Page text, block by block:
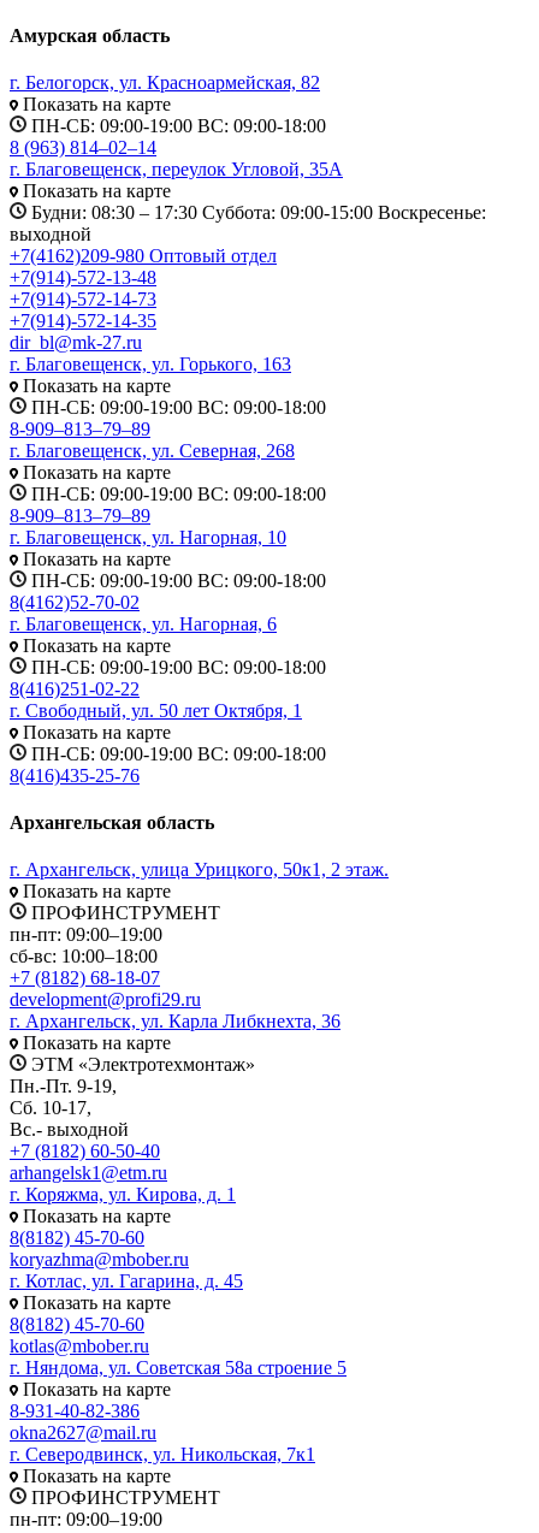
Амурская область
г. Белогорск, ул. Красноармейская, 82
Показать на карте
ПН-СБ: 09:00-19:00 ВС: 09:00-18:00
8 (963) 814‒02‒14
г. Благовещенск, переулок Угловой, 35А
Показать на карте
Будни: 08:30 – 17:30 Суббота: 09:00-15:00 Воскресенье:
выходной
+7(4162)209-980 Оптовый отдел
+7(914)-572-13-48
+7(914)-572-14-73
+7(914)-572-14-35
dir_bl@mk-27.ru
г. Благовещенск, ул. Горького, 163
Показать на карте
ПН-СБ: 09:00-19:00 ВС: 09:00-18:00
8-909‒813‒79‒89
г. Благовещенск, ул. Северная, 268
Показать на карте
ПН-СБ: 09:00-19:00 ВС: 09:00-18:00
8-909‒813‒79‒89
г. Благовещенск, ул. Нагорная, 10
Показать на карте
ПН-СБ: 09:00-19:00 ВС: 09:00-18:00
8(4162)52-70-02
г. Благовещенск, ул. Нагорная, 6
Показать на карте
ПН-СБ: 09:00-19:00 ВС: 09:00-18:00
8(416)251-02-22
г. Свободный, ул. 50 лет Октября, 1
Показать на карте
ПН-СБ: 09:00-19:00 ВС: 09:00-18:00
8(416)435-25-76
Архангельская область
г. Архангельск, улица Урицкого, 50к1, 2 этаж.
Показать на карте
ПРОФИНСТРУМЕНТ
пн-пт: 09:00–19:00
сб-вс: 10:00–18:00
+7 (8182) 68-18-07
development@profi29.ru
г. Архангельск, ул. Карла Либкнехта, 36
Показать на карте
ЭТМ «Электротехмонтаж»
Пн.-Пт. 9-19,
Сб. 10-17,
Вс.- выходной
+7 (8182) 60-50-40
arhangelsk1@etm.ru
г. Коряжма, ул. Кирова, д. 1
Показать на карте
8(8182) 45-70-60
koryazhma@mbober.ru
г. Котлас, ул. Гагарина, д. 45
Показать на карте
8(8182) 45-70-60
kotlas@mbober.ru
г. Няндома, ул. Советская 58а строение 5
Показать на карте
8-931-40-82-386
okna2627@mail.ru
г. Северодвинск, ул. Никольская, 7к1
Показать на карте
ПРОФИНСТРУМЕНТ
пн-пт: 09:00–19:00